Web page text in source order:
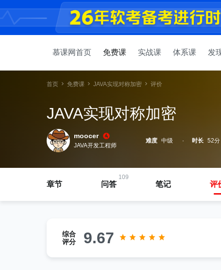
慕课网首页 免费课 实战课 体系课 发
首页 免费课 JAVA实现对称加密 评价
JAVA实现对称加密
moocer
JAVA开发工程师
难度 中级 时长 52分
章节
109
问答 笔记 评
综合
评分
9.67